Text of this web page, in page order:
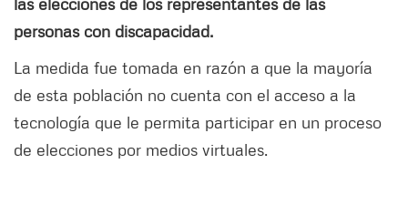
personas con discapacidad.
La medida fue tomada en razón a que la mayoría
de esta población no cuenta con el acceso a la
tecnología que le permita participar en un proceso
de elecciones por medios virtuales.